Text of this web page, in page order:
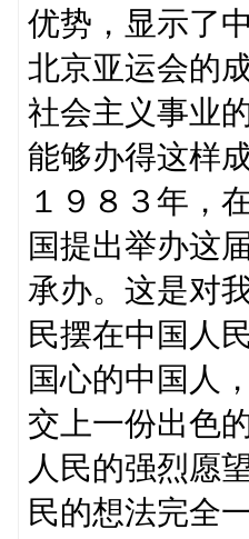
优势，显示了
北京亚运会的
社会主义事业
能够办得这样
１９８３年，
国提出举办这
承办。这是对
民摆在中国人
国心的中国人
交上一份出色
人民的强烈愿
民的想法完全